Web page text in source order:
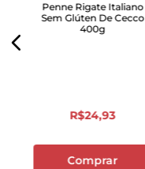
Penne Rigate Italiano
Sem Glúten De Cecco
400g
R$24,93
Comprar